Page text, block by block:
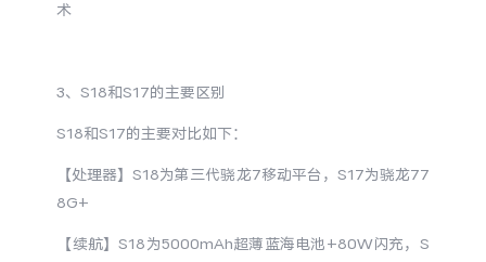
全部S机型
Y50 5G
全部Y机型
iQOO Neo11
vivo WATCH GT 2
术
3、S18和S17的主要区别
S18和S17的主要对比如下：
【处理器】S18为第三代骁龙7移动平台，S17为骁龙77
8G+
【续航】S18为5000mAh超薄蓝海电池+80W闪充，S